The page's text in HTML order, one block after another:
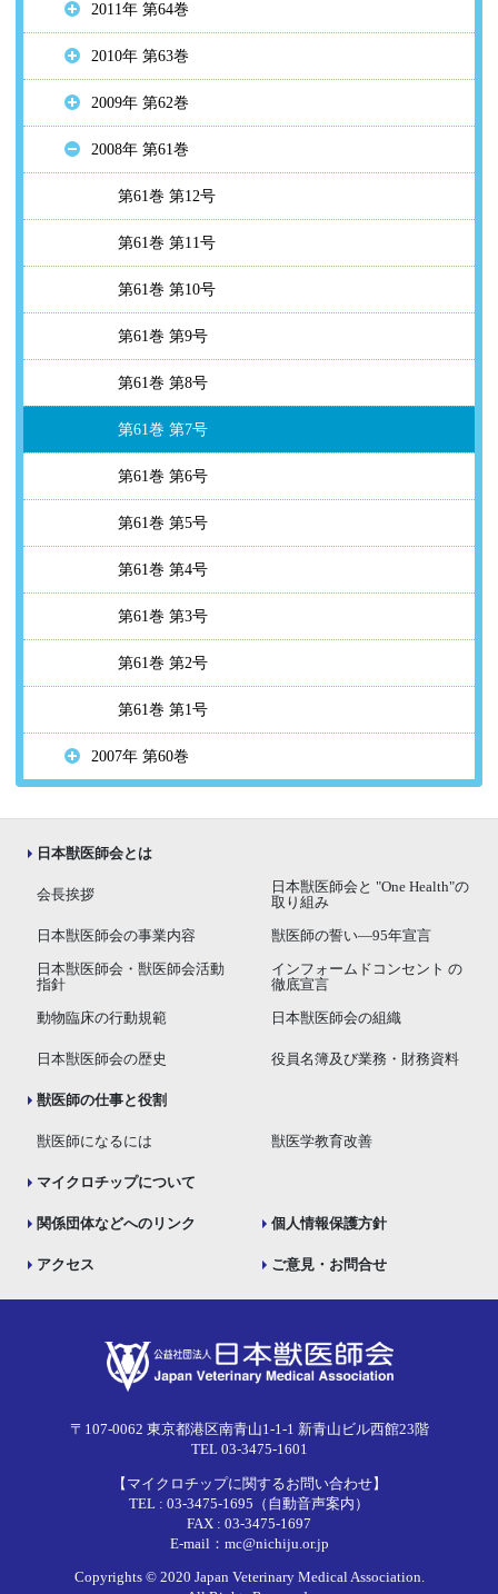
2011年 第64巻
2010年 第63巻
2009年 第62巻
2008年 第61巻
第61巻 第12号
第61巻 第11号
第61巻 第10号
第61巻 第9号
第61巻 第8号
第61巻 第7号
第61巻 第6号
第61巻 第5号
第61巻 第4号
第61巻 第3号
第61巻 第2号
第61巻 第1号
2007年 第60巻
日本獣医師会とは
会長挨拶
日本獣医師会と "One Health"の
取り組み
日本獣医師会の事業内容 獣医師の誓い―95年宣言
日本獣医師会・獣医師会活動
指針
インフォームドコンセント の
徹底宣言
動物臨床の行動規範 日本獣医師会の組織
日本獣医師会の歴史 役員名簿及び業務・財務資料
獣医師の仕事と役割
獣医師になるには 獣医学教育改善
マイクロチップについて
関係団体などへのリンク 個人情報保護方針
アクセス ご意見・お問合せ
〒107-0062 東京都港区南青山1-1-1 新青山ビル西館23階
TEL 03-3475-1601
【マイクロチップに関するお問い合わせ】
TEL : 03-3475-1695（自動音声案内）
FAX : 03-3475-1697
E-mail：mc@nichiju.or.jp
Copyrights © 2020 Japan Veterinary Medical Association.